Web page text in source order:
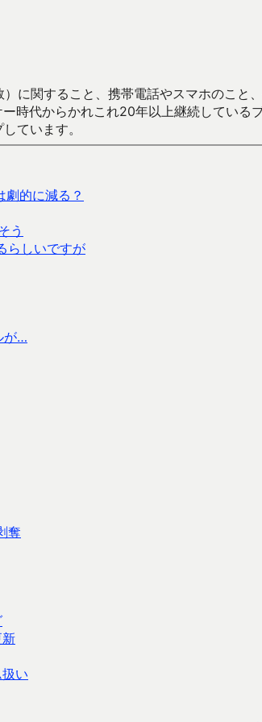
に関すること、携帯電話やスマホのこ
時代からかれこれ20年以上継続してい
ています。
的に減る？
う
らしいですが
が…
奪
い